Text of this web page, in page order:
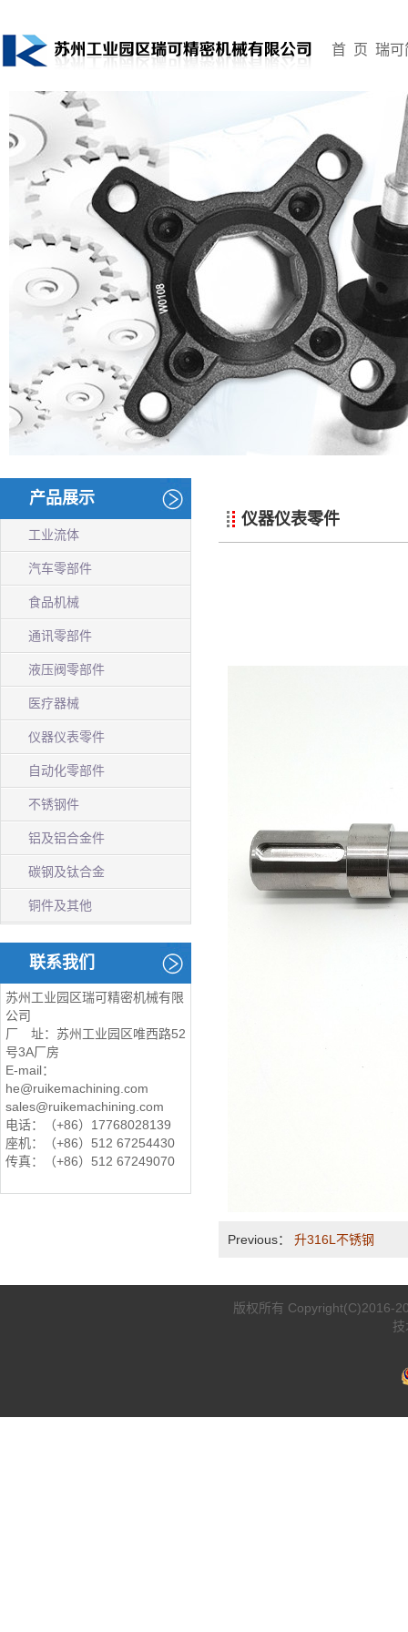
首 页 瑞可
产品展示
工业流体
汽车零部件
食品机械
通讯零部件
液压阀零部件
医疗器械
仪器仪表零件
自动化零部件
不锈钢件
铝及铝合金件
碳钢及钛合金
铜件及其他
联系我们
苏州工业园区瑞可精密机械有限
公司
厂 址：苏州工业园区唯西路52
号3A厂房
E-mail：
he@ruikemachining.com
sales@ruikemachining.com
电话：（+86）17768028139
座机：（+86）512 67254430
传真：（+86）512 67249070
仪器仪表零件
Previous： 升316L不锈钢
版权所有 Copyright(C)2016-